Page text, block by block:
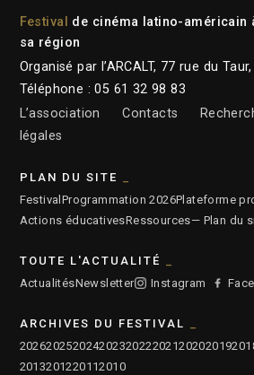
Festival de cinéma latino-américain
sa région
Organisé par l’ARCALT, 77 rue du
Téléphone : 05 61 32 98 83
L’association
Contacts
légales
PLAN DU SITE
Festival Programmation 2026Plateforme
Actions éducativesRessources— Plan du
TOUTE L'ACTUALITÉ
ActualitésNewsletter Instagram
ARCHIVES DU FESTIVAL
20262025202420232022202120202019
2013201220112010